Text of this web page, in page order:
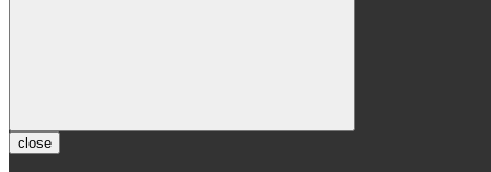
close